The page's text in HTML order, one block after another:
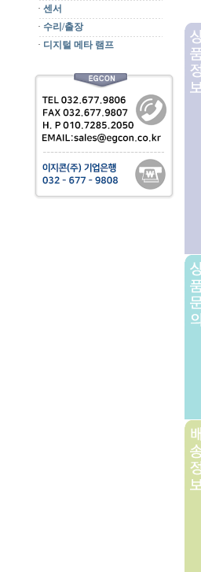
· 센서
· 수리/출장
· 디지털 메타 램프